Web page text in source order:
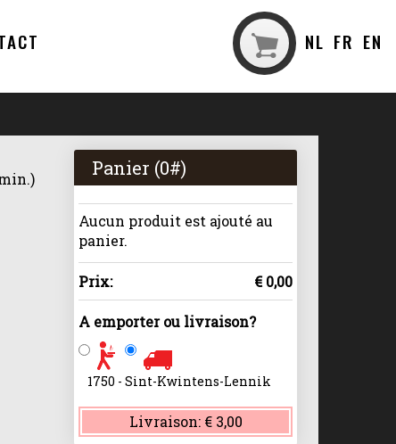
NL FR EN
Panier (0#)
Aucun produit est ajouté au
panier.
Prix: € 0,00
A emporter ou livraison?
1750 - Sint-Kwintens-Lennik
Livraison: € 3,00